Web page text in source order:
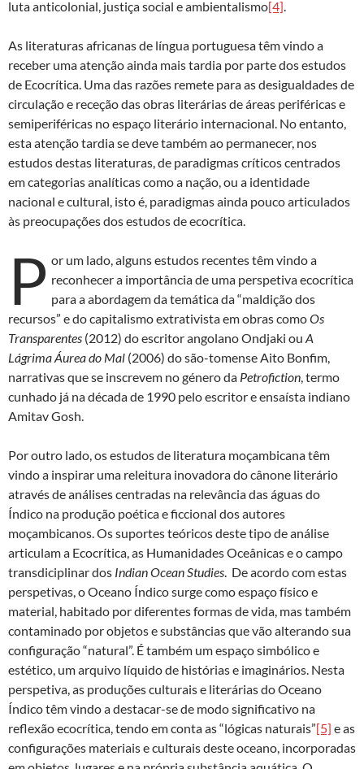
luta anticolonial, justiça social e ambientalismo[4].
As literaturas africanas de língua portuguesa têm vindo a
receber uma atenção ainda mais tardia por parte dos estudos
de Ecocrítica. Uma das razões remete para as desigualdades de
circulação e receção das obras literárias de áreas periféricas e
semiperiféricas no espaço literário internacional. No entanto,
esta atenção tardia se deve também ao permanecer, nos
estudos destas literaturas, de paradigmas críticos centrados
em categorias analíticas como a nação, ou a identidade
nacional e cultural, isto é, paradigmas ainda pouco articulados
às preocupações dos estudos de ecocrítica.
P or um lado, alguns estudos recentes têm vindo a
reconhecer a importância de uma perspetiva ecocrítica
para a abordagem da temática da “maldição dos
recursos” e do capitalismo extrativista em obras comoOs
Transparentes (2012) do escritor angolano Ondjaki ou A
Lágrima Áurea do Mal (2006) do são-tomense Aito Bonfim,
narrativas que se inscrevem no género da Petrofiction, termo
cunhado já na década de 1990 pelo escritor e ensaísta indiano
Amitav Gosh.
Por outro lado, os estudos de literatura moçambicana têm
vindo a inspirar uma releitura inovadora do cânone literário
através de análises centradas na relevância das águas do
Índico na produção poética e ficcional dos autores
moçambicanos. Os suportes teóricos deste tipo de análise
articulam a Ecocrítica, as Humanidades Oceânicas e o campo
transdiciplinar dos Indian Ocean Studies. De acordo com estas
perspetivas, o Oceano Índico surge como espaço físico e
material, habitado por diferentes formas de vida, mas também
contaminado por objetos e substâncias que vão alterando sua
configuração “natural”. É também um espaço simbólico e
estético, um arquivo líquido de histórias e imaginários. Nesta
perspetiva, as produções culturais e literárias do Oceano
Índico têm vindo a destacar-se de modo significativo na
reflexão ecocrítica, tendo em conta as “lógicas naturais”[5] e as
configurações materiais e culturais deste oceano, incorporadas